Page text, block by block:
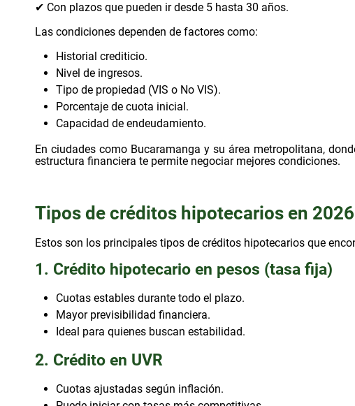
✔ Con plazos que pueden ir desde 5 hasta 30 años.
Las condiciones dependen de factores como:
Historial crediticio.
Nivel de ingresos.
Tipo de propiedad (VIS o No VIS).
Porcentaje de cuota inicial.
Capacidad de endeudamiento.
En ciudades como Bucaramanga y su área metropolitana,
estructura financiera te permite negociar mejores condiciones.
Tipos de créditos hipotecarios en 2026
Estos son los principales tipos de créditos hipotecarios que
1. Crédito hipotecario en pesos (tasa fija)
Cuotas estables durante todo el plazo.
Mayor previsibilidad financiera.
Ideal para quienes buscan estabilidad.
2. Crédito en UVR
Cuotas ajustadas según inflación.